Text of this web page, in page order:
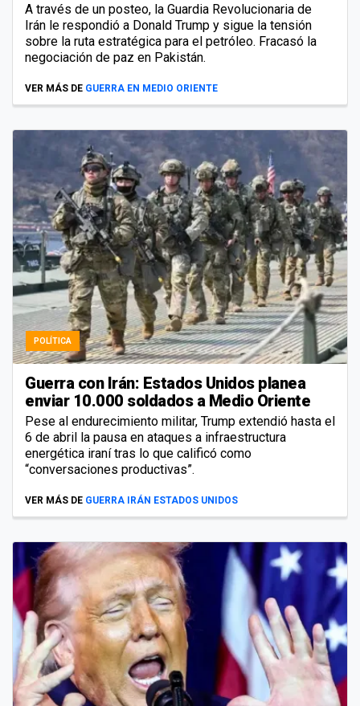
A través de un posteo, la Guardia Revolucionaria de
Irán le respondió a Donald Trump y sigue la tensión
sobre la ruta estratégica para el petróleo. Fracasó la
negociación de paz en Pakistán.
VER MÁS DE GUERRA EN MEDIO ORIENTE
POLÍTICA
Guerra con Irán: Estados Unidos planea
enviar 10.000 soldados a Medio Oriente
Pese al endurecimiento militar, Trump extendió hasta el
6 de abril la pausa en ataques a infraestructura
energética iraní tras lo que calificó como
“conversaciones productivas”.
VER MÁS DE GUERRA IRÁN ESTADOS UNIDOS